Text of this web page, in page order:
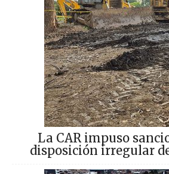
La CAR impuso
disposición irregular